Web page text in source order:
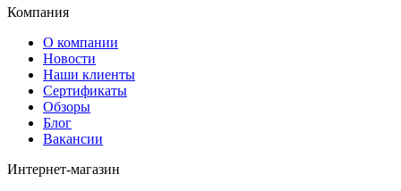
Компания
О компании
Новости
Наши клиенты
Сертификаты
Обзоры
Блог
Вакансии
Интернет-магазин